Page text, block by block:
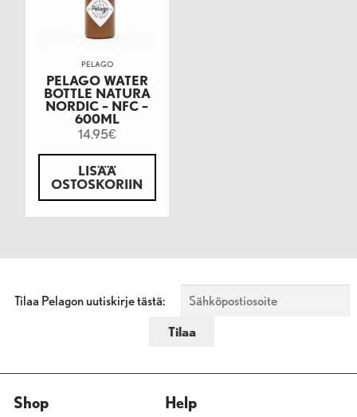
PELAGO
PELAGO WATER
BOTTLE NATURA
NORDIC – NFC –
600ML
14.95€
LISÄÄ
OSTOSKORIIN
Tilaa Pelagon uutiskirje tästä:
Shop Help